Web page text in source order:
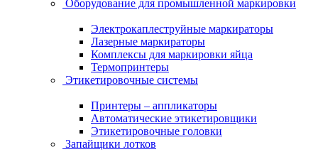
Оборудование для промышленной маркировки
Электрокаплеструйные маркираторы
Лазерные маркираторы
Комплексы для маркировки яйца
Термопринтеры
Этикетировочные системы
Принтеры – аппликаторы
Автоматические этикетировщики
Этикетировочные головки
Запайщики лотков